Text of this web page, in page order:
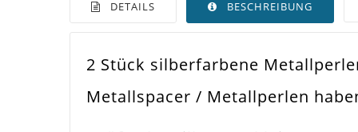
DETAILS BESCHREIBUNG
Farbe
Funktion
2 Stück silberfarbene
Metallspacer / Metallperlen